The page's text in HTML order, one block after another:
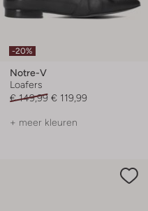
-20%
Notre-V
Loafers
€ 149,99 € 119,99
+ meer kleuren